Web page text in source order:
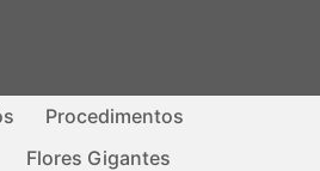
Procedimentos
Flores Gigantes